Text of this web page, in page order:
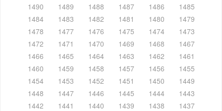
1490
1489 1488 1487 1486
1485
1484
1483 1482 1481 1480
1479
1478
1477 1476 1475 1474
1473
1472
1471 1470 1469 1468
1467
1466
1465 1464 1463 1462
1461
1460
1459 1458 1457 1456
1455
1454
1453 1452 1451 1450
1449
1448
1447 1446 1445 1444
1443
1442
1441 1440 1439 1438
1437